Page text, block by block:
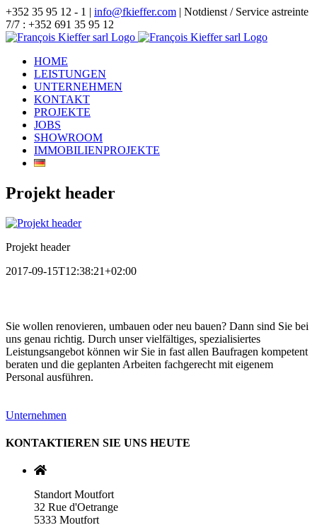
Zum
Inhalt
springen
+352 35 95 12 - 1 | info@fkieffer.com | Notdienst / Service astreinte
7/7 : +352 691 35 95 12
HOME
LEISTUNGEN
UNTERNEHMEN
KONTAKT
PROJEKTE
JOBS
SHOWROOM
IMMOBILIENPROJEKTE
Projekt header
Projekt header
2017-09-15T12:38:21+02:00
Sie wollen renovieren, umbauen oder neu bauen? Dann sind Sie bei
uns genau richtig. Durch unser vielfältiges, spezialisiertes
Leistungsangebot können wir Sie in fast allen Baufragen kompetent
beraten und die geplanten Arbeiten fachgerecht mit eigenem
Personal ausführen.
Unternehmen
KONTAKTIEREN SIE UNS HEUTE
Standort Moutfort
32 Rue d'Oetrange
5333 Moutfort